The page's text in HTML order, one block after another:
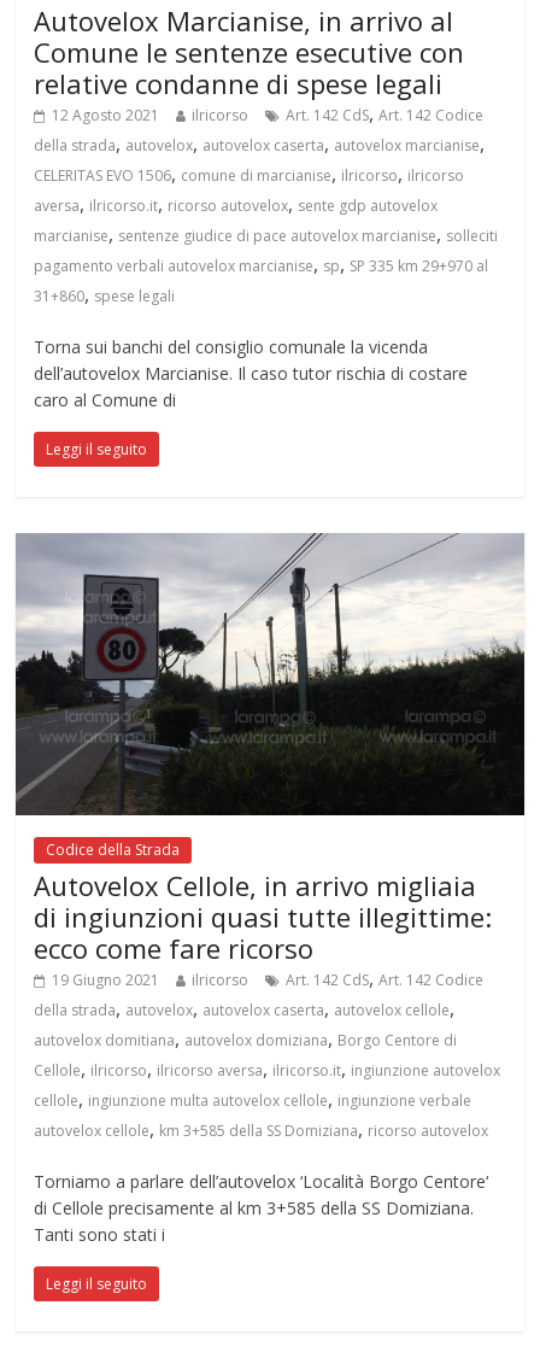
Autovelox Marcianise, in arrivo al
Comune le sentenze esecutive con
relative condanne di spese legali
12 Agosto 2021 ilricorso Art. 142 CdS,Art. 142 Codice
della strada, autovelox, autovelox caserta, autovelox marcianise,
CELERITAS EVO 1506, comune di marcianise, ilricorso, ilricorso
aversa, ilricorso.it, ricorso autovelox, sente gdp autovelox
marcianise, sentenze giudice di pace autovelox marcianise, solleciti
pagamento verbali autovelox marcianise, sp, SP 335 km 29+970 al
31+860, spese legali
Torna sui banchi del consiglio comunale la vicenda
dell’autovelox Marcianise. Il caso tutor rischia di costare
caro al Comune di
Leggi il seguito
Codice della Strada
Autovelox Cellole, in arrivo migliaia
di ingiunzioni quasi tutte illegittime:
ecco come fare ricorso
19 Giugno 2021 ilricorso Art. 142 CdS,Art. 142 Codice
della strada, autovelox, autovelox caserta, autovelox cellole,
autovelox domitiana, autovelox domiziana, Borgo Centore di
Cellole, ilricorso, ilricorso aversa, ilricorso.it, ingiunzione autovelox
cellole, ingiunzione multa autovelox cellole, ingiunzione verbale
autovelox cellole, km 3+585 della SS Domiziana, ricorso autovelox
Torniamo a parlare dell’autovelox ‘Località Borgo Centore‘
di Cellole precisamente al km 3+585 della SS Domiziana.
Tanti sono stati i
Leggi il seguito